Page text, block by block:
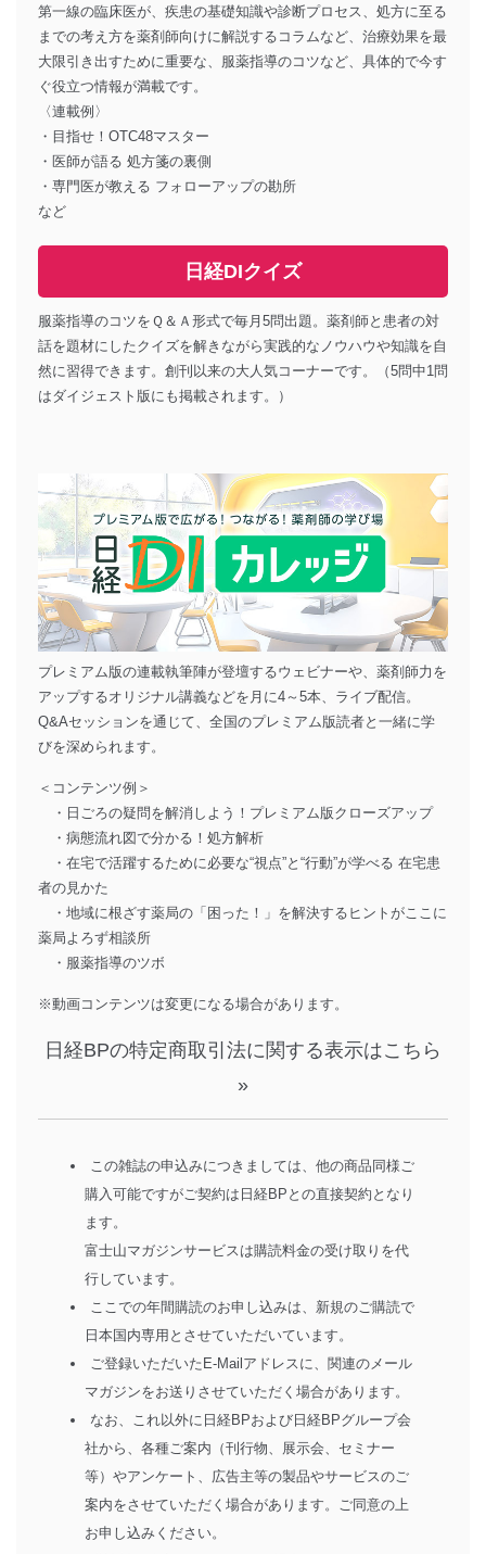
第一線の臨床医が、疾患の基礎知識や診断プロセス、処方に至る
までの考え方を薬剤師向けに解説するコラムなど、治療効果を最
大限引き出すために重要な、服薬指導のコツなど、具体的で今す
ぐ役立つ情報が満載です。
〈連載例〉
・目指せ！OTC48マスター
・医師が語る 処方箋の裏側
・専門医が教える フォローアップの勘所
など
日経DIクイズ
服薬指導のコツをＱ＆Ａ形式で毎月5問出題。薬剤師と患者の対
話を題材にしたクイズを解きながら実践的なノウハウや知識を自
然に習得できます。創刊以来の大人気コーナーです。（5問中1問
はダイジェスト版にも掲載されます。）
プレミアム版の連載執筆陣が登壇するウェビナーや、薬剤師力を
アップするオリジナル講義などを月に4～5本、ライブ配信。
Q&Aセッションを通じて、全国のプレミアム版読者と一緒に学
びを深められます。
＜コンテンツ例＞
・日ごろの疑問を解消しよう！プレミアム版クローズアップ
・病態流れ図で分かる！処方解析
・在宅で活躍するために必要な“視点”と“行動”が学べる 在宅患
者の見かた
・地域に根ざす薬局の「困った！」を解決するヒントがここに
薬局よろず相談所
・服薬指導のツボ
※動画コンテンツは変更になる場合があります。
日経BPの特定商取引法に関する表示はこちら
»
この雑誌の申込みにつきましては、他の商品同様ご
購入可能ですがご契約は日経BPとの直接契約となり
ます。
富士山マガジンサービスは購読料金の受け取りを代
行しています。
ここでの年間購読のお申し込みは、新規のご購読で
日本国内専用とさせていただいています。
ご登録いただいたE-Mailアドレスに、関連のメール
マガジンをお送りさせていただく場合があります。
なお、これ以外に日経BPおよび日経BPグループ会
社から、各種ご案内（刊行物、展示会、セミナー
等）やアンケート、広告主等の製品やサービスのご
案内をさせていただく場合があります。ご同意の上
お申し込みください。